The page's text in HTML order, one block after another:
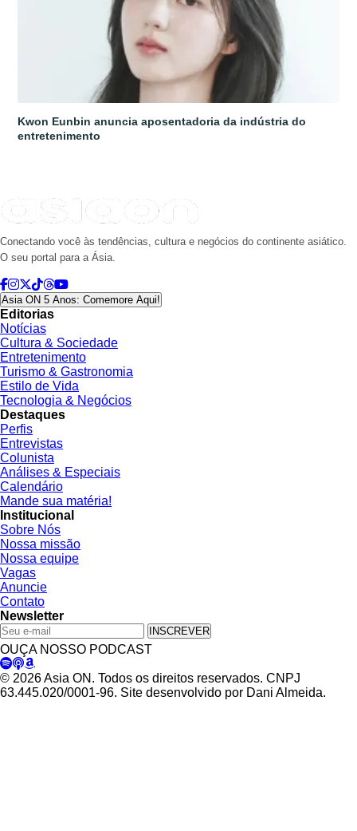
Kwon Eunbin anuncia aposentadoria da indústria do
entretenimento
Conectando você às tendências, cultura e negócios do continente asiático.
O seu portal para a Ásia.
Asia ON 5 Anos: Comemore Aqui!
Editorias
Notícias
Cultura & Sociedade
Entretenimento
Turismo & Gastronomia
Estilo de Vida
Tecnologia & Negócios
Destaques
Perfis
Entrevistas
Colunista
Análises & Especiais
Calendário
Mande sua matéria!
Institucional
Sobre Nós
Nossa missão
Nossa equipe
Vagas
Anuncie
Contato
Newsletter
INSCREVER
OUÇA NOSSO PODCAST
© 2026 Asia ON. Todos os direitos reservados. CNPJ
63.445.020/0001-96. Site desenvolvido por Dani Almeida.